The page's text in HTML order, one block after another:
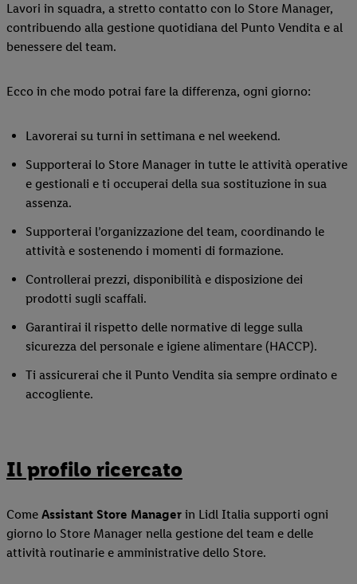
Lavori in squadra, a stretto contatto con lo Store Manager,
contribuendo alla gestione quotidiana del Punto Vendita e al
benessere del team.
Ecco in che modo potrai fare la differenza, ogni giorno:
Lavorerai su turni in settimana e nel weekend.
Supporterai lo Store Manager in tutte le attività operative
e gestionali e ti occuperai della sua sostituzione in sua
assenza.
Supporterai l’organizzazione del team, coordinando le
attività e sostenendo i momenti di formazione.
Controllerai prezzi, disponibilità e disposizione dei
prodotti sugli scaffali.
Garantirai il rispetto delle normative di legge sulla
sicurezza del personale e igiene alimentare (HACCP).
Ti assicurerai che il Punto Vendita sia sempre ordinato e
accogliente.
Il profilo ricercato
Come Assistant Store Manager in Lidl Italia supporti ogni
giorno lo Store Manager nella gestione del team e delle
attività routinarie e amministrative dello Store.